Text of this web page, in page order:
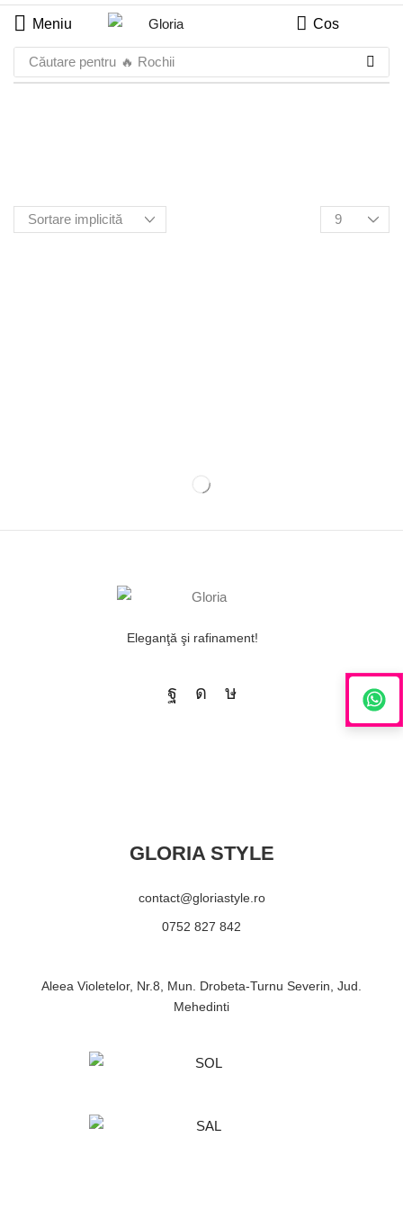
Meniu Cos
Căutare pentru 🔥 Rochii
Eleganţă şi rafinament!
GLORIA STYLE
contact@gloriastyle.ro
0752 827 842
Aleea Violetelor, Nr.8, Mun. Drobeta-Turnu Severin, Jud.
Mehedinti